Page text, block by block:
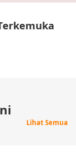
Lihat Semua